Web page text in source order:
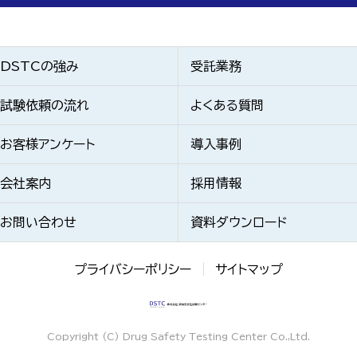
DSTCの強み 受託業務
試験依頼の流れ よくある質問
お客様アンケート 導入事例
会社案内 採用情報
お問い合わせ 資料ダウンロード
プライバシーポリシー サイトマップ
Copyright (C) Drug Safety Testing Center Co.,Ltd.